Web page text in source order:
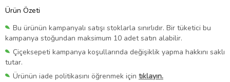
Ürün Özeti
Bu ürünün kampanyalı satışı stoklarla sınırlıdır. Bir tüketici bu
kampanya stoğundan maksimum 10 adet satın alabilir.
Çiçeksepeti kampanya koşullarında değişiklik yapma hakkını saklı
tutar.
Ürünün iade politikasını öğrenmek için tıklayın.